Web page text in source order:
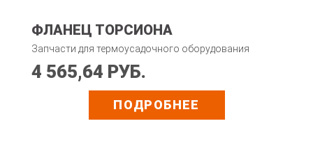
ФЛАНЕЦ ТОРСИОНА
Запчасти для термоусадочного оборудования
4 565,64 РУБ.
ПОДРОБНЕЕ